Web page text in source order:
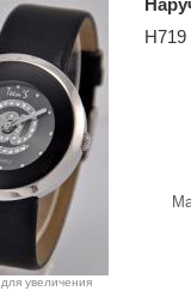
увеличения
Н719